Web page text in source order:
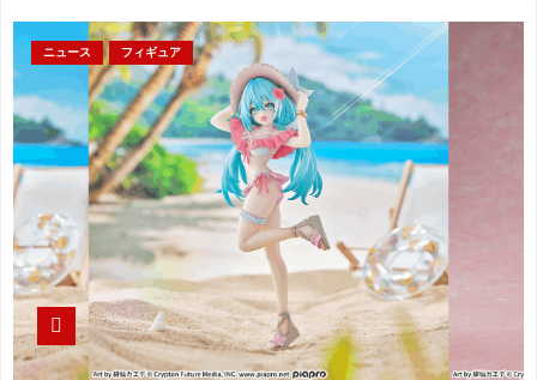
ニュース フィギュア